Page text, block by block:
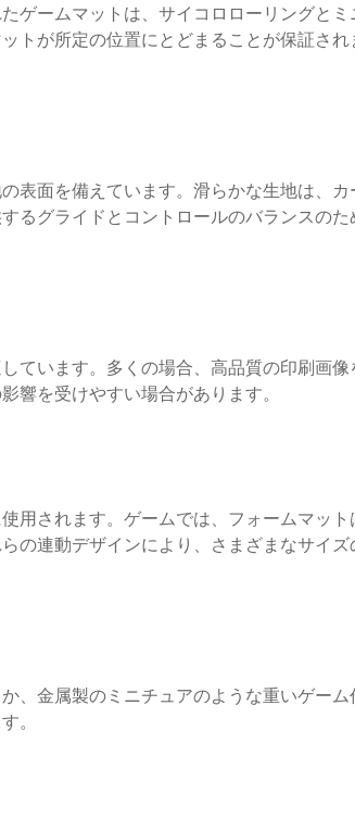
ゲームマットは、サイコロローリングと
トが所定の位置にとどまることが保証さ
表面を備えています。滑らかな生地は、
るグライドとコントロールのバランスの
ています。多くの場合、高品質の印刷画
響を受けやすい場合があります。
用されます。ゲームでは、フォームマット
の連動デザインにより、さまざまなサイ
、金属製のミニチュアのような重いゲー
。